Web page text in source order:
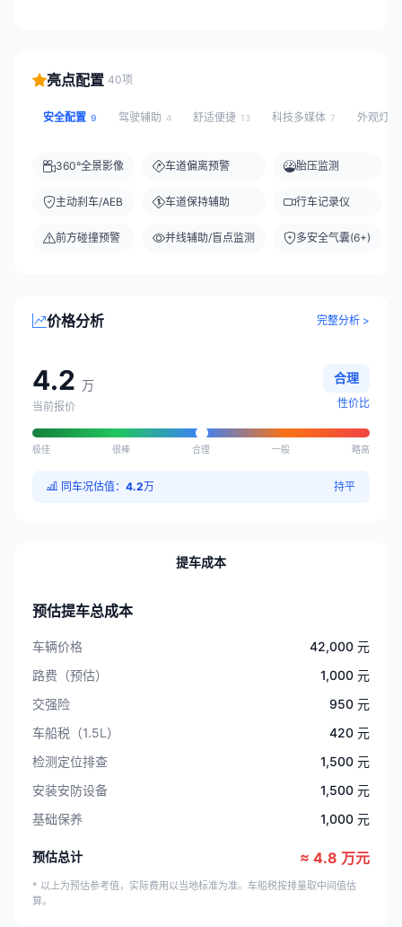
亮点配置 40项
安全配置 9 驾驶辅助 4 舒适便捷 13 科技多媒体 7 外观灯光
360°全景影像
主动刹车/AEB
前方碰撞预警
车道偏离预警
车道保持辅助
并线辅助/盲点监测
胎压监测
行车记录仪
多安全气囊(6+)
价格分析 完整分析 >
4.2 万
当前报价
合理
性价比
极佳 很棒 合理 一般 略高
同车况估值： 4.2万 持平
提车成本
预估提车总成本
车辆价格
42,000 元
路费（预估）
1,000 元
交强险
950 元
车船税（1.5L）
420 元
检测定位排查
1,500 元
安装安防设备
1,500 元
基础保养
1,000 元
预估总计 ≈ 4.8 万元
* 以上为预估参考值，实际费用以当地标准为准。车船税按排量取中间值估
算。